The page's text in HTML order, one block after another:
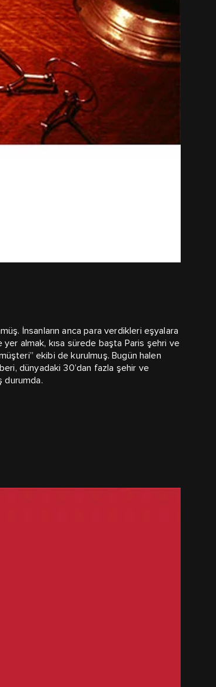
İnsanların anca para verdikleri eşyalara
yer almak, kısa sürede başta Paris şehri ve
ekibi de kurulmuş. Bugün halen
dünyadaki 30’dan fazla şehir ve
durumda.